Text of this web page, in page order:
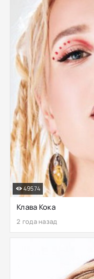
Клава Кока
2 года назад
49574